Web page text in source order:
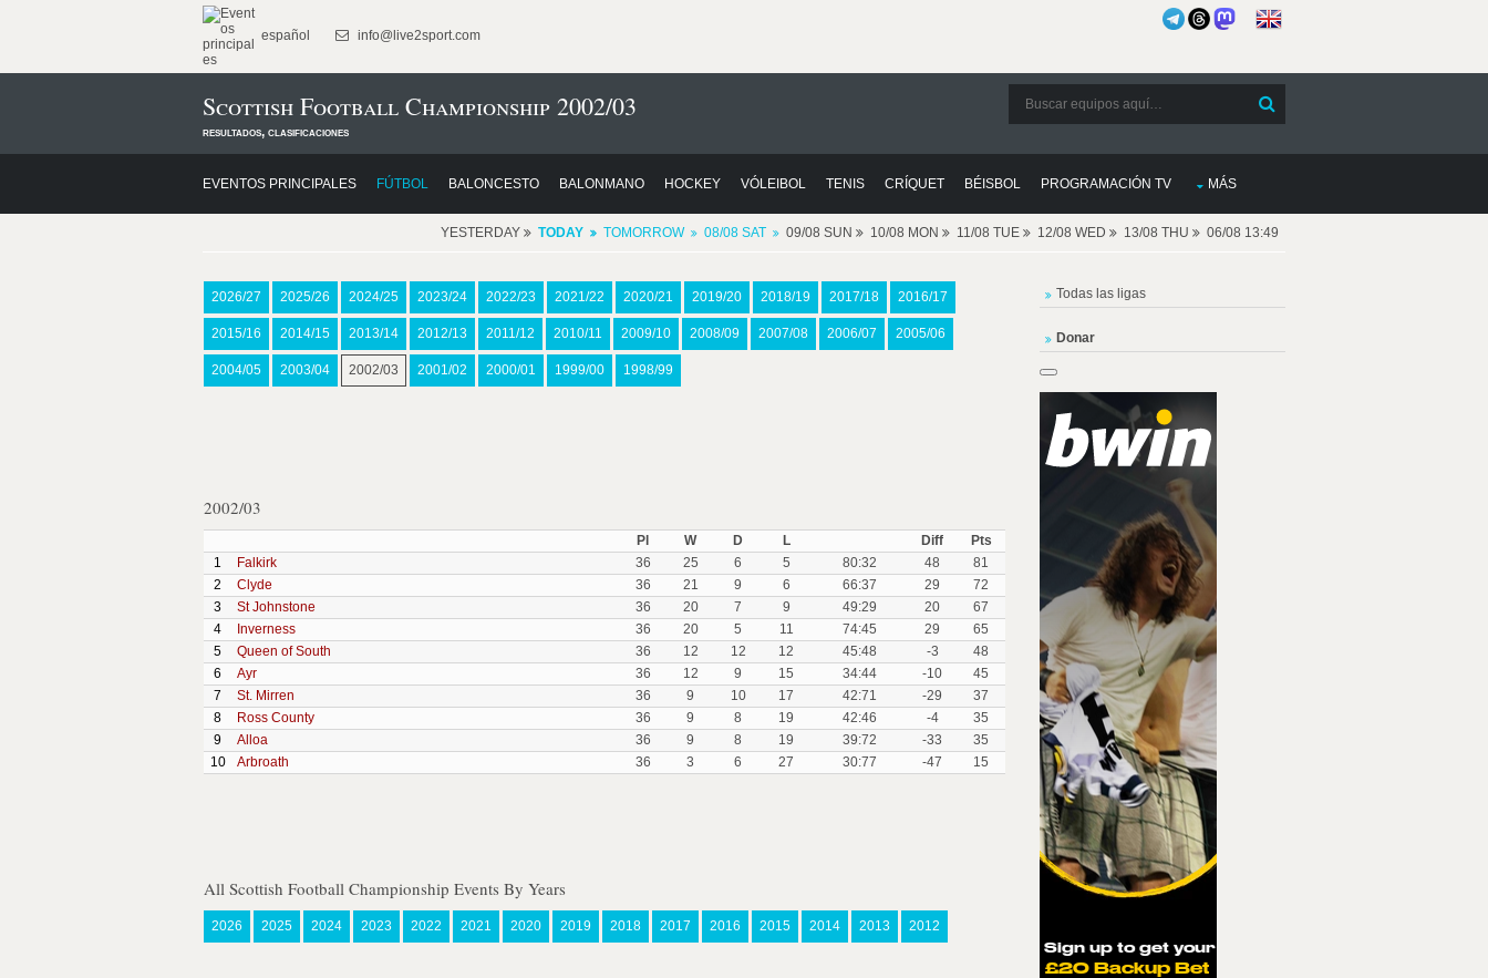
español info@live2sport.com
Scottish Football Championship 2002/03
resultados, clasificaciones
EVENTOS PRINCIPALES FÚTBOL BALONCESTO BALONMANO HOCKEY VÓLEIBOL TENIS CRÍQUET BÉISBOL PROGRAMACIÓN TV MÁS
YESTERDAY TODAY TOMORROW 08/08 SAT 09/08 SUN 10/08 MON 11/08 TUE 12/08 WED 13/08 THU 06/08 13:49
2026/27 2025/26 2024/25 2023/24 2022/23 2021/22 2020/21 2019/20 2018/19 2017/18 2016/17
2015/16 2014/15 2013/14 2012/13 2011/12 2010/11 2009/10 2008/09 2007/08 2006/07 2005/06
2004/05 2003/04 2002/03 2001/02 2000/01 1999/00 1998/99
2002/03
Pl W D L Diff
Pts
1
Falkirk 36 25 6 5 80:32 48
81
2
Clyde 36 21 9 6 66:37 29
72
3
St Johnstone 36 20 7 9 49:29 20
67
4
Inverness 36 20 5 11 74:45 29
65
5
Queen of South 36 12 12 12 45:48 -3
48
6
Ayr 36 12 9 15 34:44 -10
45
7
St. Mirren 36 9 10 17 42:71 -29
37
8
Ross County 36 9 8 19 42:46 -4
35
9
Alloa 36 9 8 19 39:72 -33
35
10
Arbroath 36 3 6 27 30:77 -47 15
All Scottish Football Championship Events By Years
2026 2025 2024 2023 2022 2021 2020 2019 2018 2017 2016 2015 2014 2013 2012
Todas las ligas
Donar